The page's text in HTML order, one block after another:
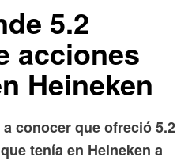
5.2
acciones
Heineken
conocer que ofreció 5.2
tenía en Heineken a